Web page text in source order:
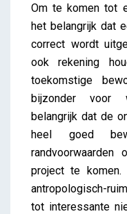
Om te komen tot
het belangrijk dat
correct wordt
ook rekening
toekomstige
bijzonder voor
belangrijk dat de
heel goed
project te
antropologisch-
tot interessante